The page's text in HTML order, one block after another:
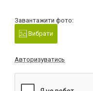
Завантажити фото:
Вибрати
Авторизуватись